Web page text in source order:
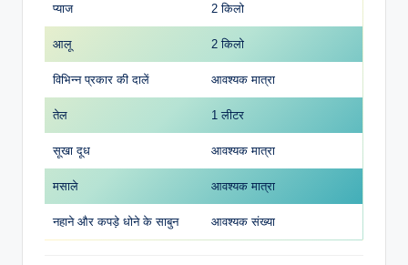
प्याज 2 किलो
आलू 2 किलो
विभिन्न प्रकार की दालें आवश्यक मात्रा
तेल 1 लीटर
सूखा दूध आवश्यक मात्रा
मसाले आवश्यक मात्रा
नहाने और कपड़े धोने के साबुन आवश्यक संख्या